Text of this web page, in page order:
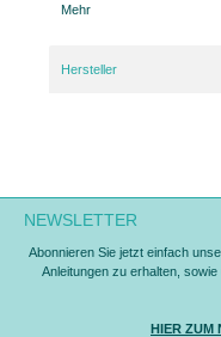
Mehr
Hersteller
NEWSLETTER
Abonnieren Sie jetzt einfach
Anleitungen zu erhalten,
HIER ZUM